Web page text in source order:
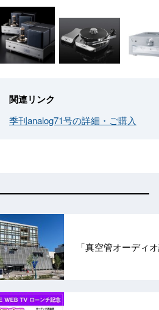
関連リンク
季刊analog71号の詳細・ご購入
「真空管オーディ